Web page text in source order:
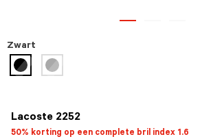
Lacoste 2252
50% korting op een complete bril index 1.6
Zwart
geselecteerd